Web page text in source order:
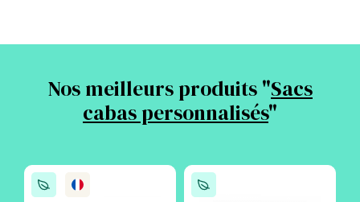
Nos meilleurs produits "Sacs
cabas personnalisés"